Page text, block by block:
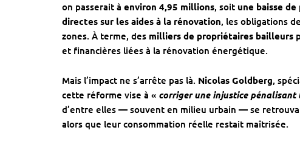
on passerait à environ 4,95 millions, soit une baisse
directes sur les aides à la rénovation, les obligations
zones. À terme, des milliers de propriétaires bailleurs
et financières liées à la rénovation énergétique.
Mais l’impact ne s’arrête pas là. Nicolas Goldberg,
cette réforme vise à « corriger une injustice pénalisant
d’entre elles — souvent en milieu urbain — se
alors que leur consommation réelle restait maîtrisée.